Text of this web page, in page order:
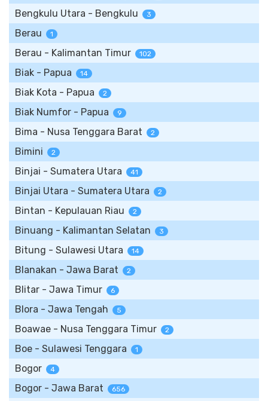
Bengkulu Utara - Bengkulu 3
Berau 1
Berau - Kalimantan Timur 102
Biak - Papua 14
Biak Kota - Papua 2
Biak Numfor - Papua 9
Bima - Nusa Tenggara Barat 2
Bimini 2
Binjai - Sumatera Utara 41
Binjai Utara - Sumatera Utara 2
Bintan - Kepulauan Riau 2
Binuang - Kalimantan Selatan 3
Bitung - Sulawesi Utara 14
Blanakan - Jawa Barat 2
Blitar - Jawa Timur 6
Blora - Jawa Tengah 5
Boawae - Nusa Tenggara Timur 2
Boe - Sulawesi Tenggara 1
Bogor 4
Bogor - Jawa Barat 656